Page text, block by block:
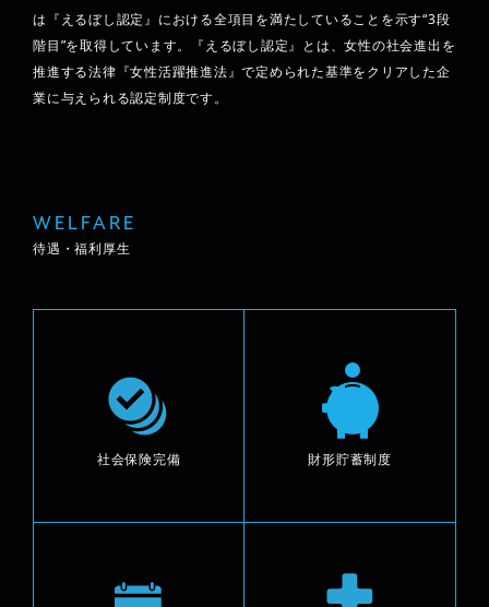
は『えるぼし認定』における全項目を満たしていることを示す“3段
階目”を取得しています。『えるぼし認定』とは、女性の社会進出を
推進する法律『女性活躍推進法』で定められた基準をクリアした企
業に与えられる認定制度です。
WELFARE
待遇・福利厚生
社会保険完備 財形貯蓄制度